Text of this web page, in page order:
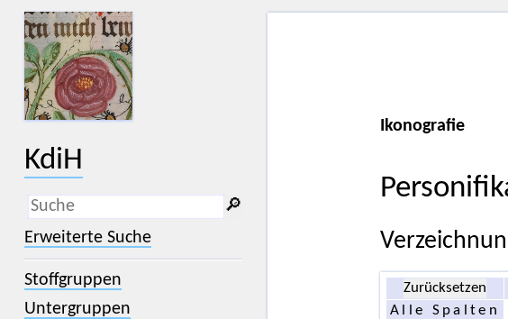
KdiH
_
(der Unterstrich) ist Platzhalter für
genau ein Zeichen.
% (das Prozentzeichen) ist Platzhalter
für kein, ein oder mehr als ein
🔎︎
Erweiterte Suche
Stoffgruppen
Untergruppen
Ikonografie
Zurücksetzen
Alle Spalten